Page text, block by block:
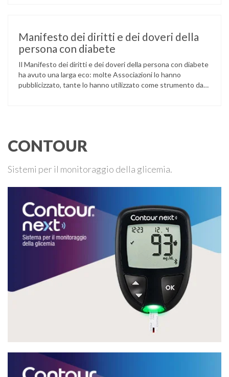
pure disegnate …
Manifesto dei diritti e dei doveri della
persona con diabete
Il Manifesto dei diritti e dei doveri della persona con diabete
ha avuto una larga eco: molte Associazioni lo hanno
pubblicizzato, tante lo hanno utilizzato come strumento da
CONTOUR
Sistemi per il monitoraggio della glicemia.